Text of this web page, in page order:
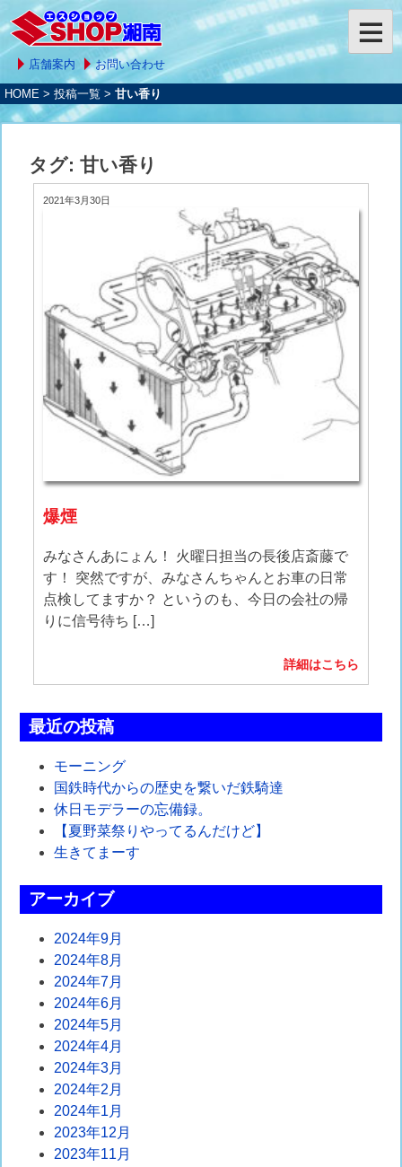
店舗案内 お問い合わせ
HOME > 投稿一覧 > 甘い香り
タグ: 甘い香り
2021年3月30日
爆煙
みなさんあにょん！ 火曜日担当の長後店斎藤で
す！ 突然ですが、みなさんちゃんとお車の日常
点検してますか？ というのも、今日の会社の帰
りに信号待ち […]
詳細はこちら
最近の投稿
モーニング
国鉄時代からの歴史を繋いだ鉄騎達
休日モデラーの忘備録。
【夏野菜祭りやってるんだけど】
生きてまーす
アーカイブ
2024年9月
2024年8月
2024年7月
2024年6月
2024年5月
2024年4月
2024年3月
2024年2月
2024年1月
2023年12月
2023年11月